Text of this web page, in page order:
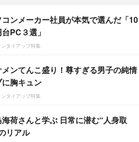
ンメーカー社員が本気で選んだ「10
PC３選」
タイアップ特集
メンてんこ盛り！尊すぎる男子の純情
に胸キュン
タイアップ特集
海荷さんと学ぶ 日常に潜む“人身取
リアル